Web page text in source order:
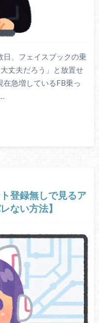
日、フェイスブックの乗
丈夫だろう」と放置せ
急増しているFB乗っ
登録無しで見るア
ない方法】